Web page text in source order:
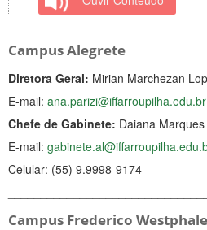
Campus Alegrete
Diretora Geral: Mirian Marchezan
E-mail: ana.parizi@iffarroupilha.edu.br
Chefe de Gabinete: Daiana
E-mail:
Celular: (55) 9.9998-9174
Campus Frederico